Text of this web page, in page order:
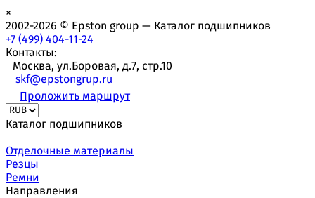
×
2002-2026 © Epston group — Каталог подшипников
+7 (499) 404-11-24
Контакты:
Москва, ул.Боровая, д.7, стр.10
skf@epstongrup.ru
Проложить маршрут
Каталог подшипников
Отделочные материалы
Резцы
Ремни
Направления